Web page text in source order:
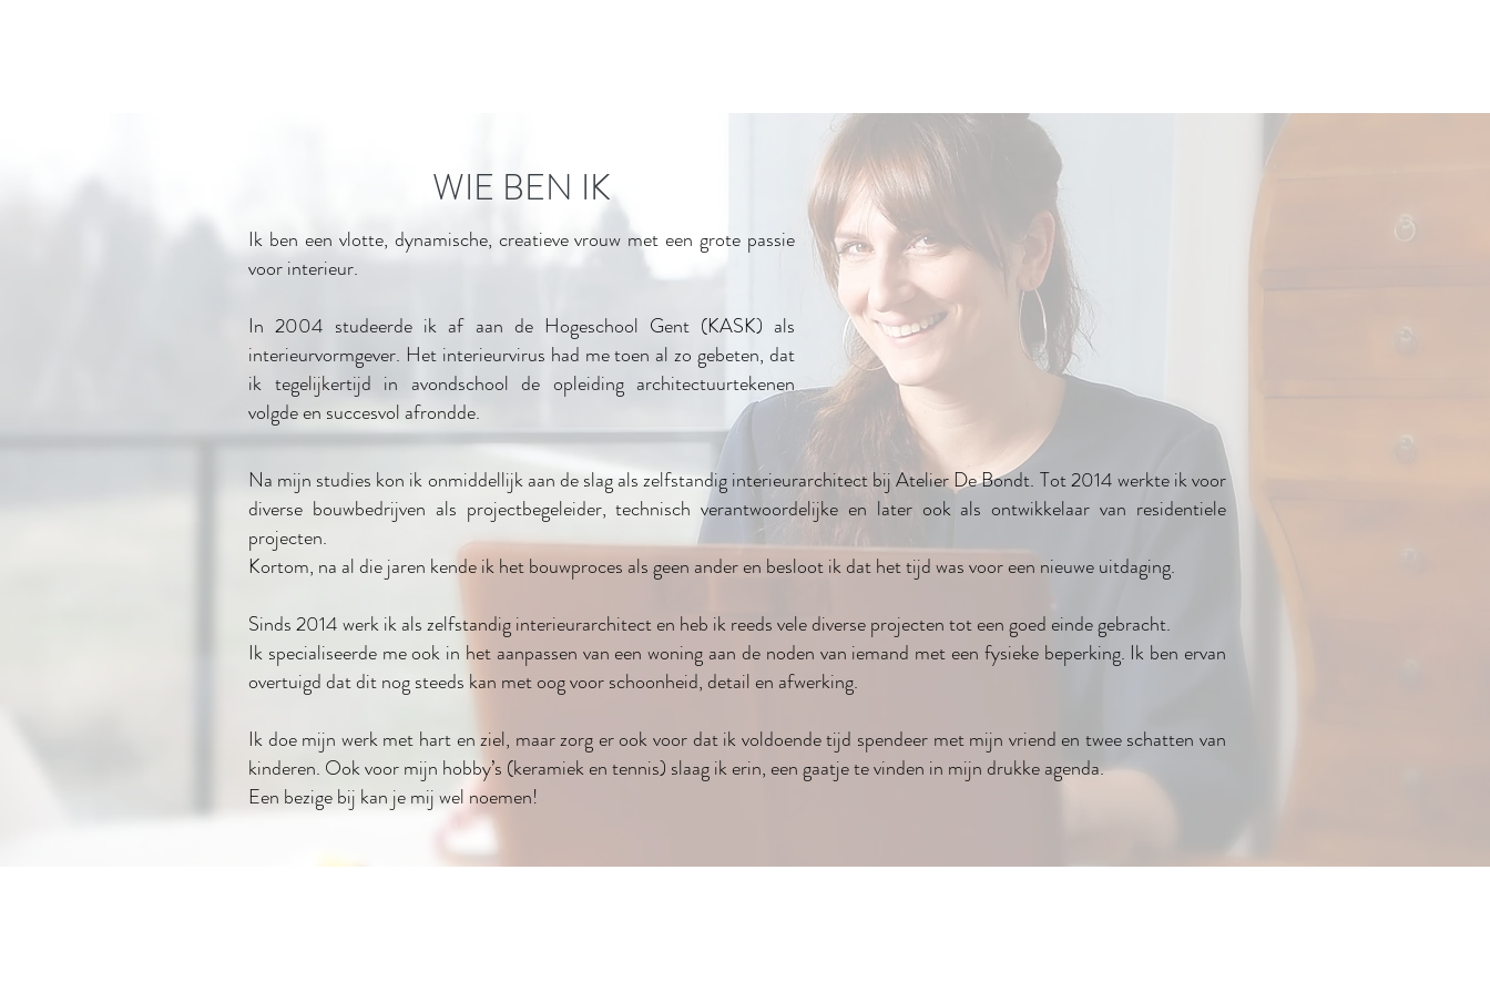
WIE BEN IK
Ik ben een vlotte, dynamische, creatieve vrouw met een grote passie
voor interieur.
In 2004 studeerde ik af aan de Hogeschool Gent (KASK) als
interieurvormgever. Het interieurvirus had me toen al zo gebeten, dat
ik tegelijkertijd in avondschool de opleiding architectuurtekenen
volgde en succesvol afrondde.
Na mijn studies kon ik onmiddellijk aan de slag als zelfstandig interieurarchitect bij Atelier De Bondt. Tot 2014 werkte ik voor
diverse bouwbedrijven als projectbegeleider, technisch verantwoordelijke en later ook als ontwikkelaar van residentiele
projecten.
Kortom, na al die jaren kende ik het bouwproces als geen ander en besloot ik dat het tijd was voor een nieuwe uitdaging.
Sinds 2014 werk ik als zelfstandig interieurarchitect en heb ik reeds vele diverse projecten tot een goed einde gebracht.
Ik specialiseerde me ook in het aanpassen van een woning aan de noden van iemand met een fysieke beperking. Ik ben ervan
overtuigd dat dit nog steeds kan met oog voor schoonheid, detail en afwerking.
Ik doe mijn werk met hart en ziel, maar zorg er ook voor dat ik voldoende tijd spendeer met mijn vriend en twee schatten van
kinderen. Ook voor mijn hobby’s (keramiek en tennis) slaag ik erin, een gaatje te vinden in mijn drukke agenda.
Een bezige bij kan je mij wel noemen!